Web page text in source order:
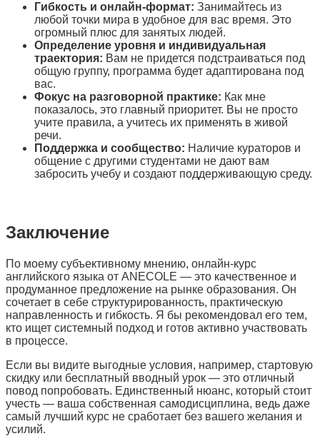
Гибкость и онлайн-формат: Занимайтесь из
любой точки мира в удобное для вас время. Это
огромный плюс для занятых людей.
Определение уровня и индивидуальная
траектория: Вам не придется подстраиваться под
общую группу, программа будет адаптирована под
вас.
Фокус на разговорной практике: Как мне
показалось, это главный приоритет. Вы не просто
учите правила, а учитесь их применять в живой
речи.
Поддержка и сообщество: Наличие кураторов и
общение с другими студентами не дают вам
забросить учебу и создают поддерживающую среду.
Заключение
По моему субъективному мнению, онлайн-курс
английского языка от ANECOLE — это качественное и
продуманное предложение на рынке образования. Он
сочетает в себе структурированность, практическую
направленность и гибкость. Я бы рекомендовал его тем,
кто ищет системный подход и готов активно участвовать
в процессе.
Если вы видите выгодные условия, например, стартовую
скидку или бесплатный вводный урок — это отличный
повод попробовать. Единственный нюанс, который стоит
учесть — ваша собственная самодисциплина, ведь даже
самый лучший курс не сработает без вашего желания и
усилий.